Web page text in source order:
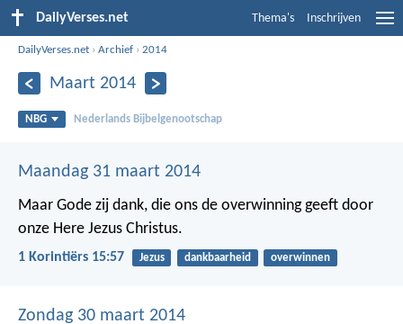
DailyVerses.net Thema's Inschrijven
DailyVerses.net ›Archief ›2014
Maart 2014
NBG Nederlands Bijbelgenootschap
Maandag 31 maart 2014
Maar Gode zij dank, die ons de overwinning geeft door
onze Here Jezus Christus.
1 Korintiërs 15:57 Jezus dankbaarheid overwinnen
Zondag 30 maart 2014